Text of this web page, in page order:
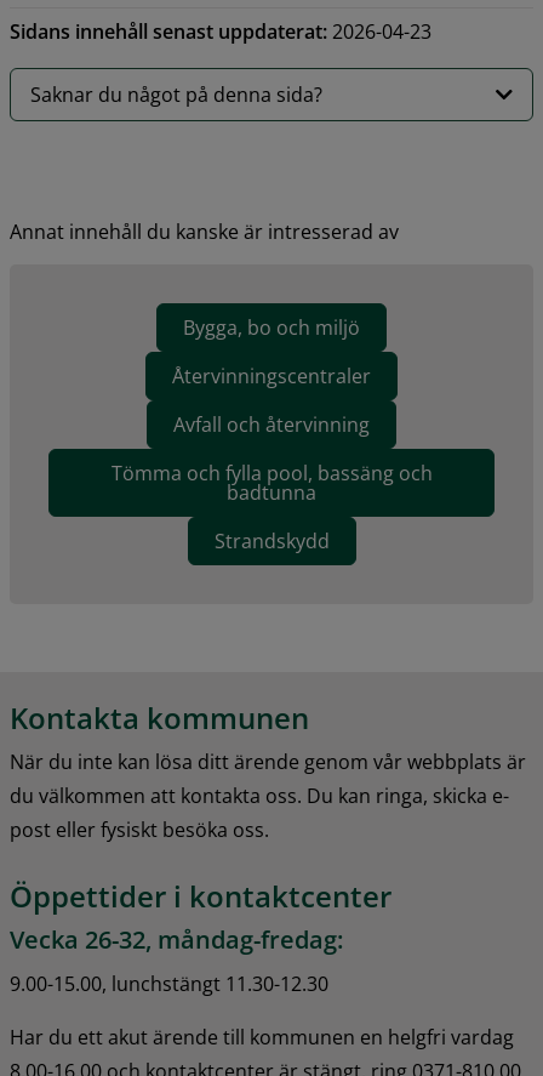
Sidans innehåll senast uppdaterat:2026-04-23
Saknar du något på denna sida?
Annat innehåll du kanske är intresserad av
Bygga, bo och miljö
Återvinningscentraler
Avfall och återvinning
Tömma och fylla pool, bassäng och
badtunna
Strandskydd
Kontakta kommunen
När du inte kan lösa ditt ärende genom vår webbplats är
du välkommen att kontakta oss. Du kan ringa, skicka e-
post eller fysiskt besöka oss.
Öppettider i kontaktcenter
Vecka 26-32, måndag-fredag:
9.00-15.00, lunchstängt 11.30-12.30
Har du ett akut ärende till kommunen en helgfri vardag